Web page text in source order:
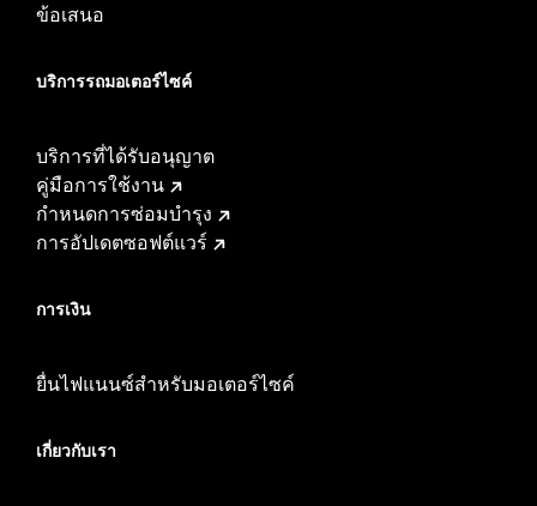
ข้อเสนอ
บริการรถมอเตอร์ไซค์​
บริการที่ได้รับอนุญาต
คู่มือการใช้งาน
กำหนดการซ่อมบำรุง
การอัปเดตซอฟต์แวร์
การเงิน
ยื่นไฟแนนซ์สำหรับมอเตอร์ไซค์
เกี่ยวกับเรา